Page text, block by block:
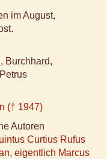
im August,
Burchhard,
(† 1947)
Autoren
Curtius Rufus
eigentlich Marcus